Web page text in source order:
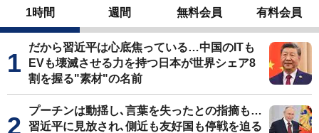
1時間 週間 無料会員 有料会員
だから習近平は心底焦っている…中国のITも
EVも壊滅させる力を持つ日本が世界シェア8
割を握る"素材"の名前
プーチンは動揺し､言葉を失ったとの指摘も…
習近平に見放され､側近も友好国も停戦を迫る